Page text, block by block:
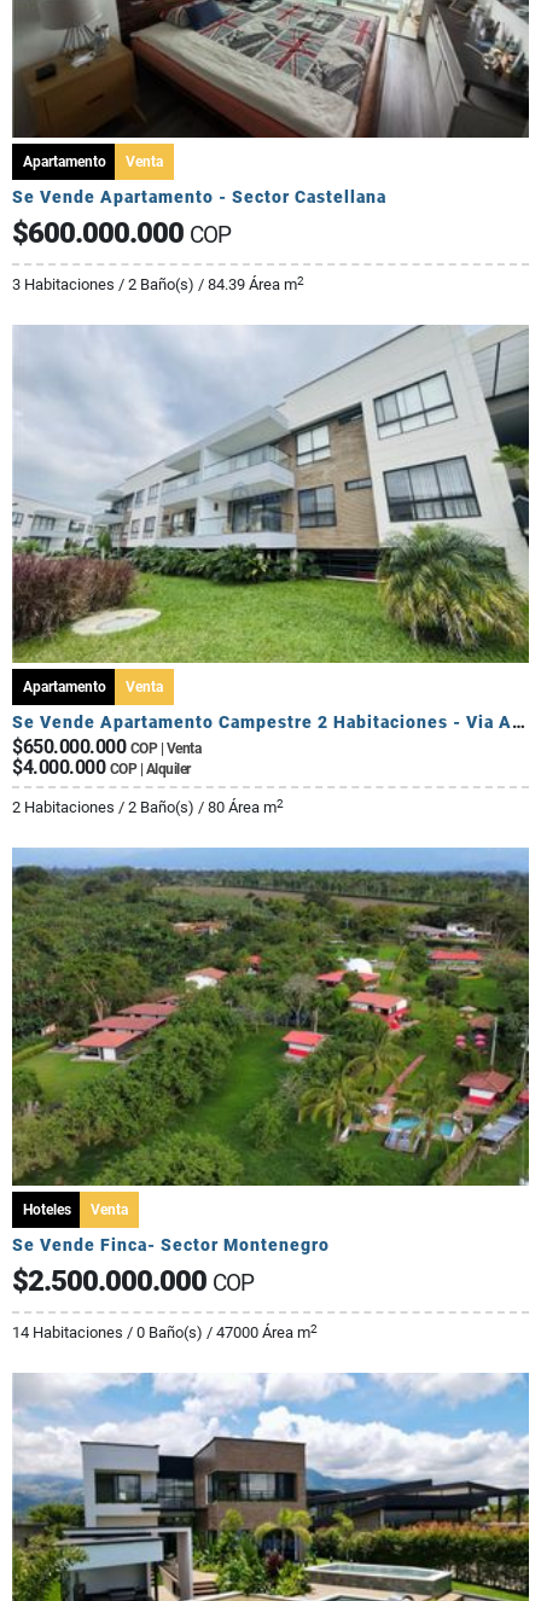
Apartamento Venta
Se Vende Apartamento - Sector Castellana
$600.000.000 COP
3 Habitaciones / 2 Baño(s) / 84.39 Área m2
Apartamento Venta
Se Vende Apartamento Campestre 2 Habitaciones - Via Al Caimo
$650.000.000 COP | Venta
$4.000.000 COP | Alquiler
2 Habitaciones / 2 Baño(s) / 80 Área m2
Hoteles Venta
Se Vende Finca- Sector Montenegro
$2.500.000.000 COP
14 Habitaciones / 0 Baño(s) / 47000 Área m2